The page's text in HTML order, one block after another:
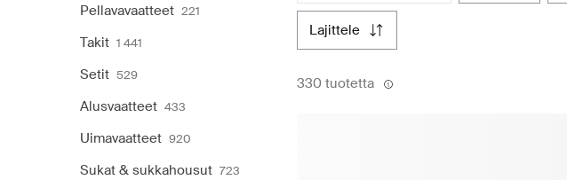
Pellavavaatteet 221
Takit 1 441
Setit 529
Alusvaatteet 433
Uimavaatteet 920
Sukat & sukkahousut 723
lajittele
330 tuotetta